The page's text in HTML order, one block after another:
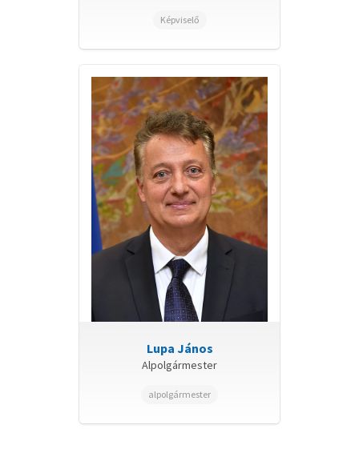
Bizottság (2022.09.07-ig)
Képviselő
Lupa János
Alpolgármester
alpolgármester